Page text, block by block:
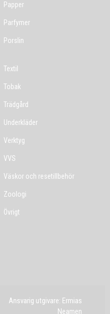
Papper
Parfymer
Porslin
Textil
Tobak
Trädgård
Underkläder
Verktyg
VVS
Väskor och resetillbehör
Zoologi
Övrigt
Ansvarig utgivare: Ermias
Neamen